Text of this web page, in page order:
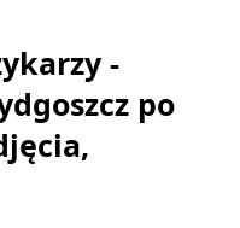
-
po